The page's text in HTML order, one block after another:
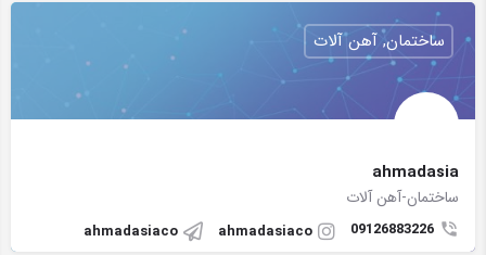
ahmadasia
ساختمان-آهن آلات
09126883226
ahmadasiaco
ahmadasiaco
ساختمان, آهن آلات